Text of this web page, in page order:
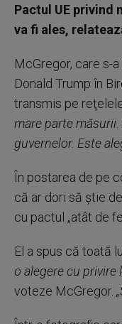
Pactul UE privind
va fi ales,
McGregor, care s-
Donald Trump în
transmis pe
mare parte măsurii.
guvernelor. Este
În postarea de pe
că ar dori să ştie
cu pactul „atât de
El a spus că toată
o alegere cu privire
voteze McGregor.